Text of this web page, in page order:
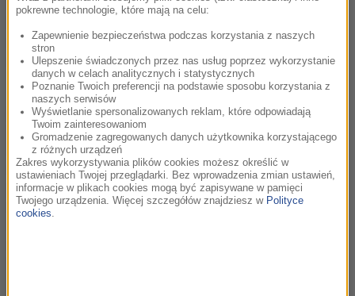
komunikacie, i obiecuje, że widzowie mogą spodziewać się
czegoś, co na długo zapisze się w polskim, ale też
zagranicznym świecie serialu.
„Myślimy o tym projekcie jako o serialu, który ogląda się
jednym tchem i który wciąga widza w sam środek gry pełnej
presji, manipulacji i moralnych wyborów. To opowieść o
świecie, w którym dziennikarska ingerencja może być
zarówno aktem odwagi, jak i przekroczeniem niebezpiecznej
granicy. Projekt łączy intensywność gatunku z bardzo
współczesnym, niepokojącym komentarzem społecznym” –
pokrewne technologie, które mają na celu:
Zapewnienie bezpieczeństwa podczas korzystania z naszych
stron
Ulepszenie świadczonych przez nas usług poprzez wykorzystanie
danych w celach analitycznych i statystycznych
Poznanie Twoich preferencji na podstawie sposobu korzystania z
naszych serwisów
Wyświetlanie spersonalizowanych reklam, które odpowiadają
Twoim zainteresowaniom
Gromadzenie zagregowanych danych użytkownika korzystającego
z różnych urządzeń
Zakres wykorzystywania plików cookies możesz określić w
ustawieniach Twojej przeglądarki. Bez wprowadzenia zmian ustawień,
informacje w plikach cookies mogą być zapisywane w pamięci
Twojego urządzenia. Więcej szczegółów znajdziesz w Polityce
cookies